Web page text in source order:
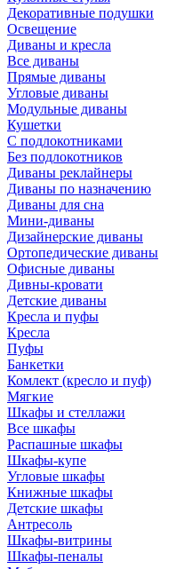
Декоративные подушки
Освещение
Диваны и кресла
Все диваны
Прямые диваны
Угловые диваны
Модульные диваны
Кушетки
С подлокотниками
Без подлокотников
Диваны реклайнеры
Диваны по назначению
Диваны для сна
Мини-диваны
Дизайнерские диваны
Ортопедические диваны
Офисные диваны
Дивны-кровати
Детские диваны
Кресла и пуфы
Кресла
Пуфы
Банкетки
Комлект (кресло и пуф)
Мягкие
Шкафы и стеллажи
Все шкафы
Распашные шкафы
Шкафы-купе
Угловые шкафы
Книжные шкафы
Детские шкафы
Антресоль
Шкафы-витрины
Шкафы-пеналы